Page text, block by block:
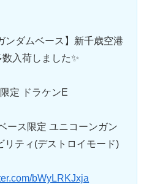
ンダムベース】新千歳空港
入荷しました✨
定 ドラケンE
ース限定 ユニコーンガン
リティ(デストロイモード)
bWyLRKJxja